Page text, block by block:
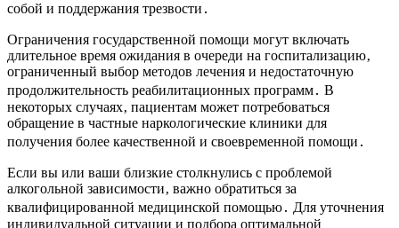
собой и поддержания трезвости․
Ограничения государственной помощи могут включать
длительное время ожидания в очереди на госпитализацию‚
ограниченный выбор методов лечения и недостаточную
продолжительность реабилитационных программ․ В
некоторых случаях‚ пациентам может потребоваться
обращение в частные наркологические клиники для
получения более качественной и своевременной помощи․
Если вы или ваши близкие столкнулись с проблемой
алкогольной зависимости‚ важно обратиться за
квалифицированной медицинской помощью․ Для уточнения
индивидуальной ситуации и подбора оптимальной